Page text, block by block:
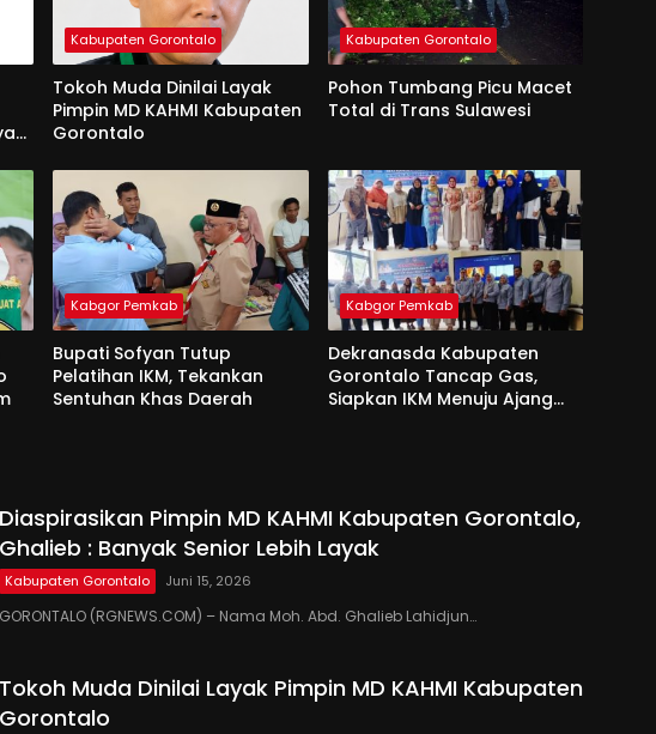
Kabupaten Gorontalo
Tokoh Muda Dinilai Layak
Pimpin MD KAHMI Kabupaten
Gorontalo
Kabupaten Gorontalo
Pohon Tumbang Picu Macet
Total di Trans Sulawesi
Kabgor Pemkab
Bupati Sofyan Tutup
Pelatihan IKM, Tekankan
Sentuhan Khas Daerah
Kabgor Pemkab
Dekranasda Kabupaten
Gorontalo Tancap Gas,
Siapkan IKM Menuju Ajang
Diaspirasikan Pimpin MD KAHMI Kabupaten Gorontalo,
Ghalieb : Banyak Senior Lebih Layak
Kabupaten Gorontalo Juni 15, 2026
GORONTALO (RGNEWS.COM) – Nama Moh. Abd. Ghalieb Lahidjun…
Tokoh Muda Dinilai Layak Pimpin MD KAHMI Kabupaten
Gorontalo